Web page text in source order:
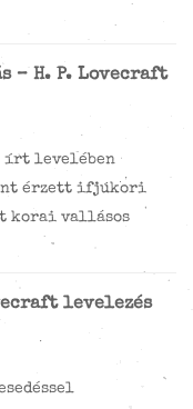
– H. P. Lovecraft
írt levelében
érzett ifjúkori
korai vallásos
levelezés